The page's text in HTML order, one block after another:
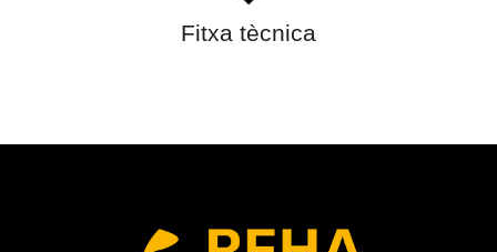
Fitxa tècnica